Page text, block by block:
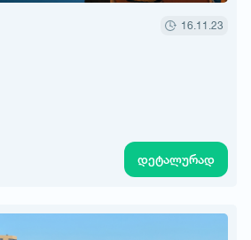
16.11.23
დეტალურად